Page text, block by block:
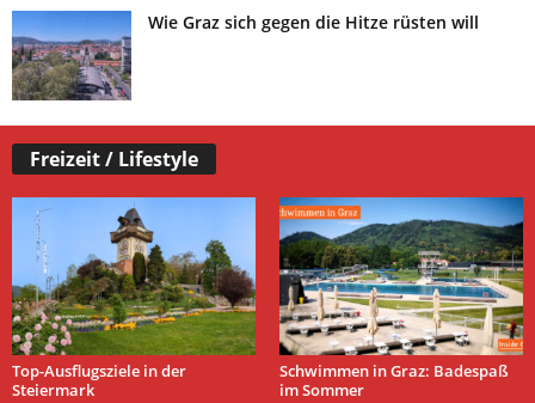
Wie Graz sich gegen die Hitze rüsten will
Freizeit / Lifestyle
Top-Ausflugsziele in der
Steiermark
Schwimmen in Graz: Badespaß
im Sommer